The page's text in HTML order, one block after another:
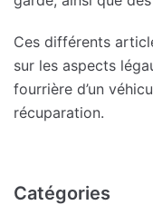
Ces différents
sur les aspects
fourrière d’un
récuparation.
Catégories